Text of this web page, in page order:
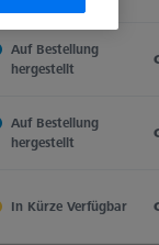
Hartmetall
Auf Bestellung
hergestellt
Hartmetall
Auf Bestellung
hergestellt
Hartmetall
In Kürze Verfügbar